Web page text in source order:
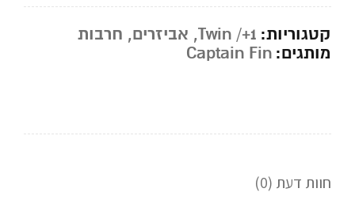
קטגוריות: Twin /+1
, אביזרים, חרבות
מותגים: Captain Fin
חוות דעת (0)